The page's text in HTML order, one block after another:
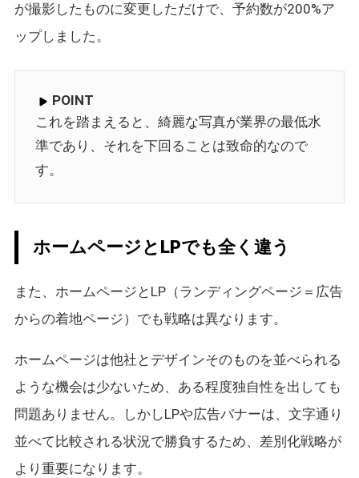
が撮影したものに変更しただけで、予約数が200%ア
ップしました。
POINT
これを踏まえると、綺麗な写真が業界の最低水
準であり、それを下回ることは致命的なので
す。
ホームページとLPでも全く違う
また、ホームページとLP（ランディングページ＝広告
からの着地ページ）でも戦略は異なります。
ホームページは他社とデザインそのものを並べられる
ような機会は少ないため、ある程度独自性を出しても
問題ありません。しかしLPや広告バナーは、文字通り
並べて比較される状況で勝負するため、差別化戦略が
より重要になります。